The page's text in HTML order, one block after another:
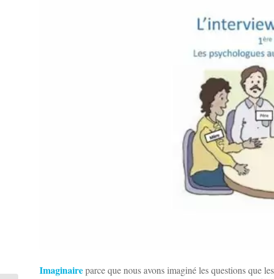
Imaginaireparce que nous avons imaginé les questions que